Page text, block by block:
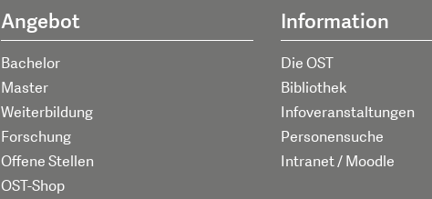
Angebot
Bachelor
Master
Weiterbildung
Forschung
Offene Stellen
OST-Shop
Information
Die OST
Bibliothek
Infoveranstaltungen
Personensuche
Intranet / Moodle